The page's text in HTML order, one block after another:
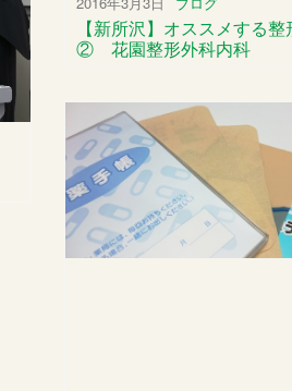
【新所沢】オススメする
② 花園整形外科内科